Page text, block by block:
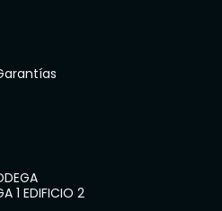
1 EDIFICIO 2